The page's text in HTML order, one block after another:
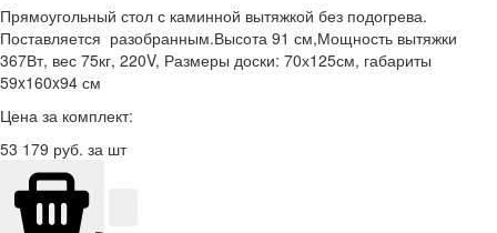
Прямоугольный стол с каминной вытяжкой без подогрева.
Поставляется разобранным.Высота 91 см,Мощность вытяжки
367Вт, вес 75кг, 220V, Размеры доски: 70х125см, габариты
59x160x94 см
Цена за комплект:
53 179 руб. за шт